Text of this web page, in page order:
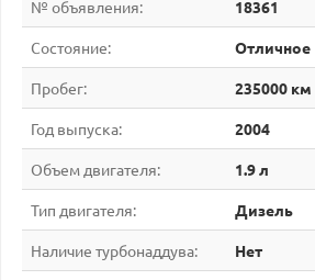
№ объявления: 18361
Состояние: Отличное
Пробег: 235000 км
Год выпуска: 2004
Объем двигателя: 1.9 л
Тип двигателя: Дизель
Наличие турбонаддува: Нет